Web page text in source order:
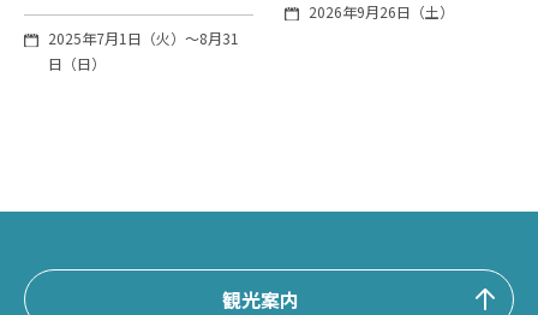
2025年7月1日（火）～8月31
日（日）
2026年9月26日（土）
観光案内